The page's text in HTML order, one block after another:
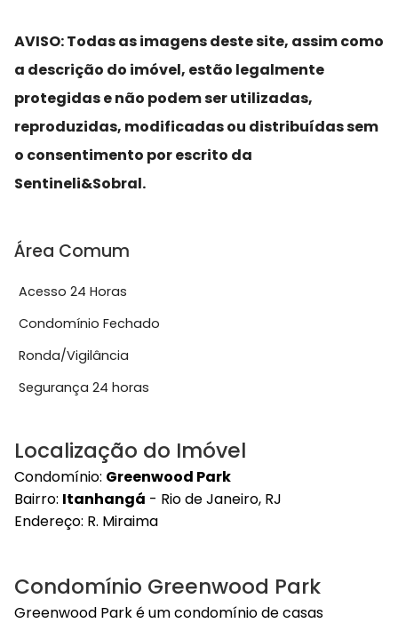
AVISO: Todas as imagens deste site, assim como
a descrição do imóvel, estão legalmente
protegidas e não podem ser utilizadas,
reproduzidas, modificadas ou distribuídas sem
o consentimento por escrito da
Sentineli&Sobral.
Área Comum
Acesso 24 Horas
Condomínio Fechado
Ronda/Vigilância
Segurança 24 horas
Localização do Imóvel
Condomínio: Greenwood Park
Bairro: Itanhangá - Rio de Janeiro, RJ
Endereço: R. Miraima
Condomínio Greenwood Park
Greenwood Park é um condomínio de casas